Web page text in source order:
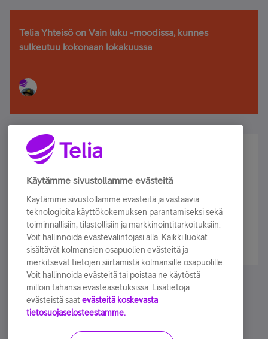
Telia Yhteisö on Vain luku -moodissa, kunnes
sulkeutuu kokonaan lokakuussa
Älä jää paitsi – osallistu ja voita!
Tilaa Telian uutiskirje ja olet mukana arvonnassa.
sähköpostiisi.
Tilaa nyt
Käytämme sivustollamme evästeitä
Käytämme sivustollamme evästeitä ja vastaavia
teknologioita käyttökokemuksen parantamiseksi sekä
toiminnallisiin, tilastollisiin ja markkinointitarkoituksiin.
Voit hallinnoida evästevalintojasi alla. Kaikki luokat
sisältävät kolmansien osapuolien evästeitä ja
merkitsevät tietojen siirtämistä kolmansille osapuolille.
Voit hallinnoida evästeitä tai poistaa ne käytöstä
milloin tahansa evästeasetuksissa. Lisätietoja
evästeistä saat evästeitä koskevasta
tietosuojaselosteestamme.